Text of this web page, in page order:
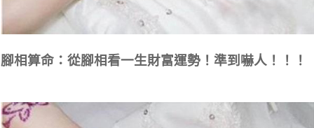
腳相算命：從腳相看一生財富運勢！準到嚇人！！！